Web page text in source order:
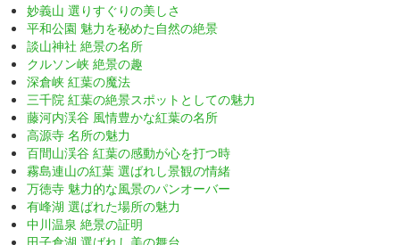
妙義山 選りすぐりの美しさ
平和公園 魅力を秘めた自然の絶景
談山神社 絶景の名所
クルソン峡 絶景の趣
深倉峡 紅葉の魔法
三千院 紅葉の絶景スポットとしての魅力
藤河内渓谷 風情豊かな紅葉の名所
高源寺 名所の魅力
百間山渓谷 紅葉の感動が心を打つ時
霧島連山の紅葉 選ばれし景観の情緒
万徳寺 魅力的な風景のパンオーバー
有峰湖 選ばれた場所の魅力
中川温泉 絶景の証明
田子倉湖 選ばれし美の舞台